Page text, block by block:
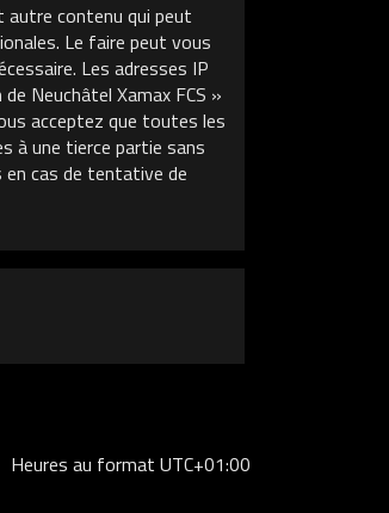
autre contenu qui peut
Le faire peut vous
Les adresses IP
Neuchâtel Xamax FCS »
acceptez que toutes les
à une tierce partie sans
cas de tentative de
Heures au formatUTC+01:00